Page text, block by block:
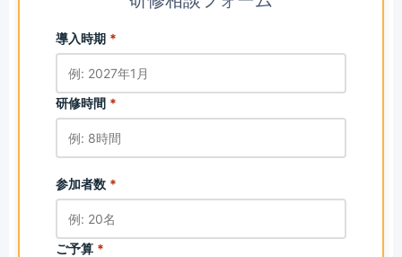
導入時期 *
研修時間 *
参加者数 *
ご予算 *